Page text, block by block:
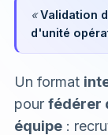
«Validation
d'unité
Un format
pour fédérer
équipe :